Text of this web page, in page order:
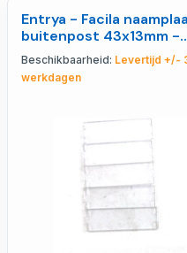
Entrya - Facila
buitenpost 43x13mm -
103921
Beschikbaarheid: Levertijd +/-
werkdagen